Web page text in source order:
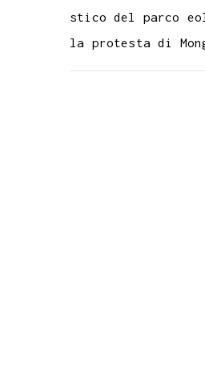
stico del parco
la protesta di